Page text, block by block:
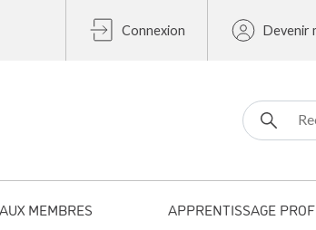
Connexion Devenir
Search for:
MEMBRES APPRENTISSAGE